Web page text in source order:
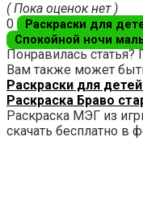
( Пока оценок нет )
0
Раскраски для
Спокойной ночи
Понравилась
Вам также может
Раскраски для детей
Раскраска Браво
Раскраска МЭГ из
скачать бесплатно в